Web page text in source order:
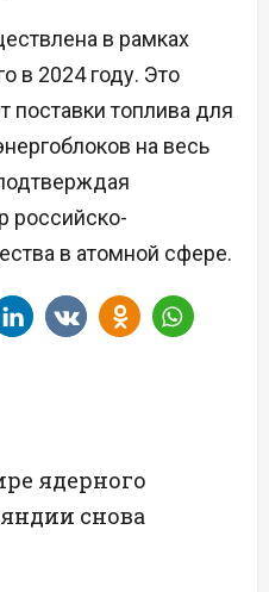
в рамках
в 2024 году. Это
поставки топлива для
на весь
российско-
в атомной сфере.
ядерного
снова